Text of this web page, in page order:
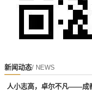
新闻动态/ NEWS
人小志高，卓尔不凡——成